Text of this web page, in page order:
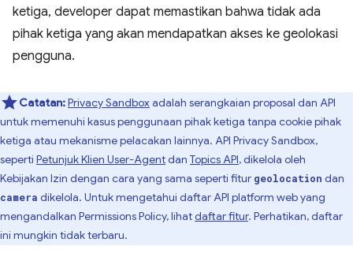
ketiga, developer dapat memastikan bahwa tidak ada
pihak ketiga yang akan mendapatkan akses ke geolokasi
pengguna.
Catatan:Privacy Sandboxadalah serangkaian proposal dan API
untuk memenuhi kasus penggunaan pihak ketiga tanpa cookie pihak
ketiga atau mekanisme pelacakan lainnya. API Privacy Sandbox,
seperti Petunjuk Klien User-Agentdan Topics API, dikelola oleh
Kebijakan Izin dengan cara yang sama seperti fitur geolocation dan
camera dikelola. Untuk mengetahui daftar API platform web yang
mengandalkan Permissions Policy, lihatdaftar fitur. Perhatikan, daftar
ini mungkin tidak terbaru.